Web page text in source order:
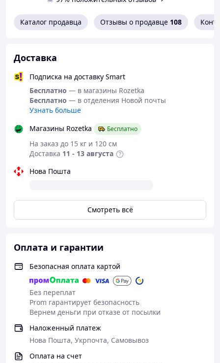
Каталог продавца Отзывы о продавце 108
Доставка
Подписка на доставку Smart
Бесплатно — в магазины Rozetka
Бесплатно — в отделения Новой почты
Узнать больше
Магазины Rozetka
Бесплатно
На заказ до 15 кг и 120 см
Доставка 11 - 13 августа
Нова Пошта
Смотреть всё
Оплата и гарантии
Безопасная оплата картой
Без переплат
Prom гарантирует безопасность
Вернем деньги при отказе от посылки
Наложенный платеж
Нова Пошта, Укрпочта, Самовывоз
Оплата на счет